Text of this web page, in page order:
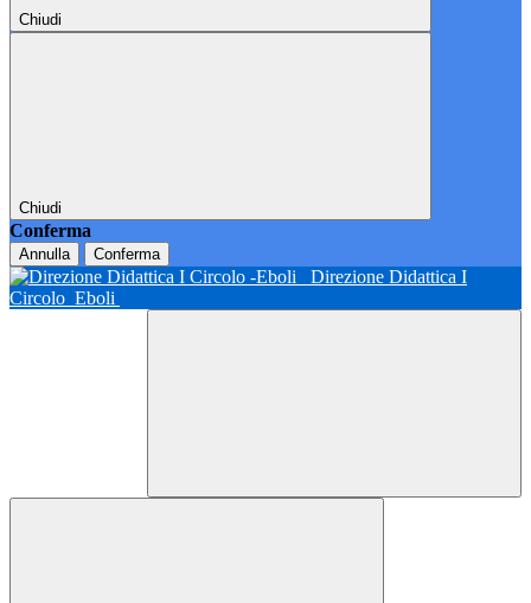
Chiudi
Chiudi
Conferma
Annulla Conferma
Direzione Didattica I
Circolo Eboli